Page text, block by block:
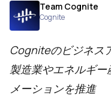
Team Cognite
Cognite
Cogniteのビジネス
製造業やエネルギ
メーションを推進